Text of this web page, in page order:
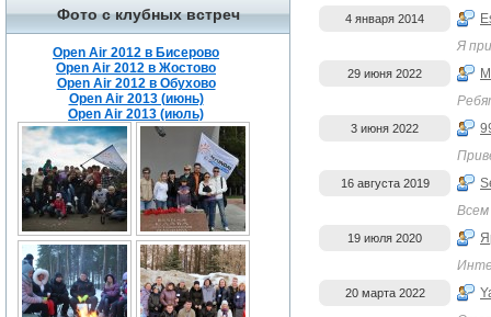
Фото с клубных встреч
Open Air 2012 в Бисерово
Open Air 2012 в Жостово
Open Air 2012 в Обухово
Open Air 2013 (июнь)
Open Air 2013 (июль)
4 января 2014
Я
29 июня 2022
3 июня 2022
16 августа 2019
Всем
19 июля 2020
20 марта 2022